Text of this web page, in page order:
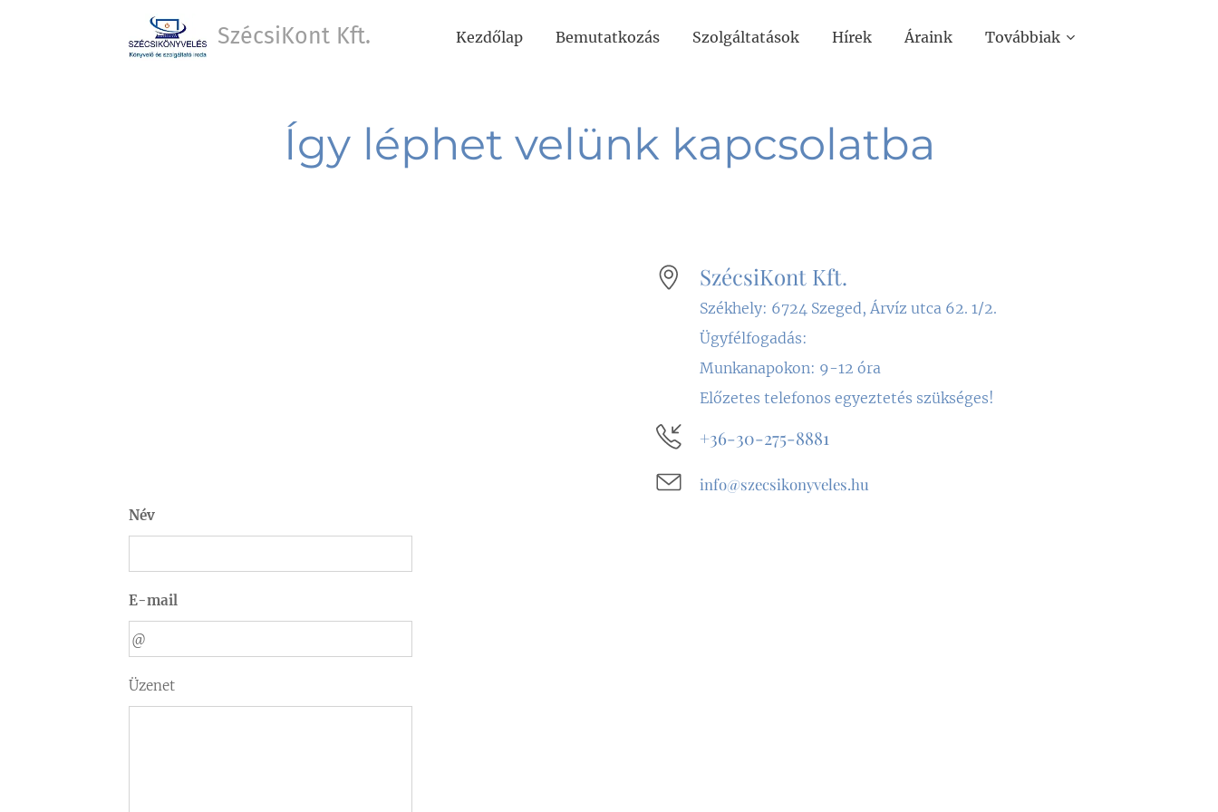
SzécsiKont Kft. Kezdőlap Bemutatkozás Szolgáltatások Hírek Áraink Továbbiak
Így léphet velünk kapcsolatba
Név
E-mail
Üzenet
SzécsiKont Kft.
Székhely: 6724 Szeged, Árvíz utca 62. 1/2.
Ügyfélfogadás:
Munkanapokon: 9-12 óra
Előzetes telefonos egyeztetés szükséges!
+36-30-275-8881
info@szecsikonyveles.hu